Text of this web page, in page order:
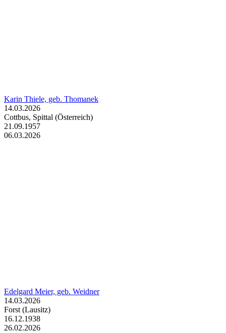
Karin Thiele, geb. Thomanek
14.03.2026
Cottbus, Spittal (Österreich)
21.09.1957
06.03.2026
Edelgard Meier, geb. Weidner
14.03.2026
Forst (Lausitz)
16.12.1938
26.02.2026